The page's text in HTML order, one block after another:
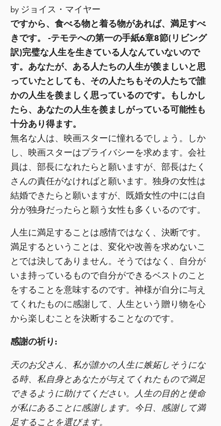
by ジョイス・マイヤー
ですから、食べる物と着る物があれば、満足すべ
きです。 -テモテへの第一の手紙6章8節(リビング
訳)完璧な人生を生きている人なんていないので
す。あなたが、ある人たちの人生が羨ましいと思
っていたとしても、その人たちもその人たちで誰
かの人生を羨ましく思っているのです。もしかし
たら、あなたの人生を羨ましがっている可能性も
十分あり得ます。
無名な人は、映画スターに憧れるでしょう。しか
し、映画スターはプライバシーを求めます。会社
員は、部長になれたらと願いますが、部長はたく
さんの責任がなければと願います。独身の女性は
結婚できたらと願いますが、既婚女性の中には自
分が独身だったらと願う女性も多くいるのです。
人生に満足することは感情ではなく、決断です。
満足するということは、変化や改善を求めないこ
とでは決してありません。そうではなく、自分が
いま持っているもので自分ができるベストのこと
をすることを意味するのです。神様が自分に与え
てくれたものに感謝して、人生という贈り物を心
から楽しむことを決断することなのです。
感謝の祈り:
天のお父さん、私が誰かの人生に嫉妬しそうにな
る時、私自身とあなたが与えてくれたもので満足
できるように助けてください。人生の目的と使命
が私にあることに感謝します。今日、感謝して満
足することを選びます。